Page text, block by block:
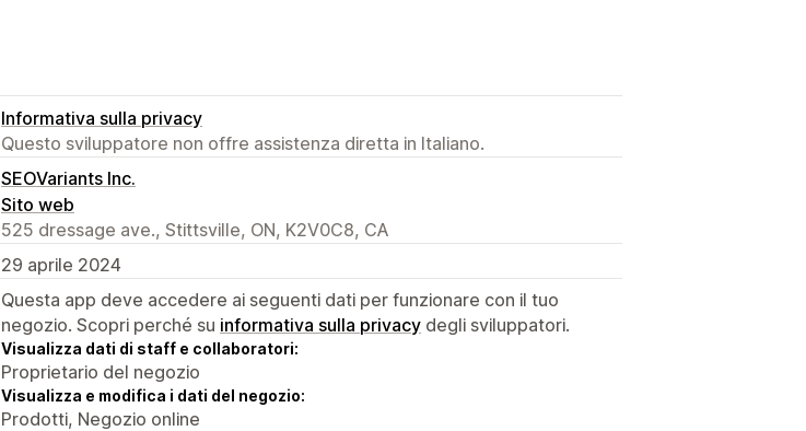
Informativa sulla privacy
Questo sviluppatore non offre assistenza diretta in Italiano.
SEOVariants Inc.
Sito web
525 dressage ave., Stittsville, ON, K2V0C8, CA
29 aprile 2024
Questa app deve accedere ai seguenti dati per funzionare con il tuo
negozio. Scopri perché su informativa sulla privacy degli sviluppatori.
Visualizza dati di staff e collaboratori:
Proprietario del negozio
Visualizza e modifica i dati del negozio:
Prodotti, Negozio online